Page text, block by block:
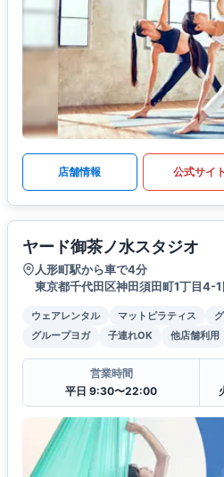
店舗情報 公式サイト
ヤード御茶ノ水スタジオ
人形町駅から車で4分
東京都千代田区神田須田町1丁目4-
ウェアレンタル マットピラティス
グループヨガ
子連れOK 他店舗利用
営業時間
平日 9:30〜22:00